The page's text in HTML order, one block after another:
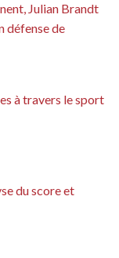
Julian Brandt
défense de
à travers le sport
du score et